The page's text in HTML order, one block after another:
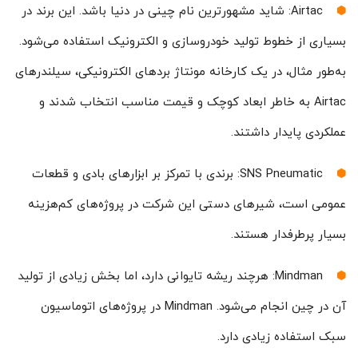
Airtac: شاید مشهورترین نام چینی در دنیا باشد. این برند در
بسیاری از خطوط تولید خودروسازی و الکترونیک استفاده می‌شود.
به‌طور مثال، در یک کارخانه مونتاژ بردهای الکترونیکی، سیلندرهای
Airtac به خاطر ابعاد کوچک و قیمت مناسب انتخاب شدند و
عملکردی پایدار داشتند.
SNS Pneumatic: برندی با تمرکز بر ابزارهای بادی و قطعات
عمومی است، شیرهای دستی این شرکت در پروژه‌های کم‌هزینه
بسیار پرطرفدار هستند.
Mindman: هرچند ریشه تایوانی دارد، اما بخش زیادی از تولید
آن در چین انجام می‌شود. Mindman در پروژه‌های اتوماسیون
سبک استفاده زیادی دارد.